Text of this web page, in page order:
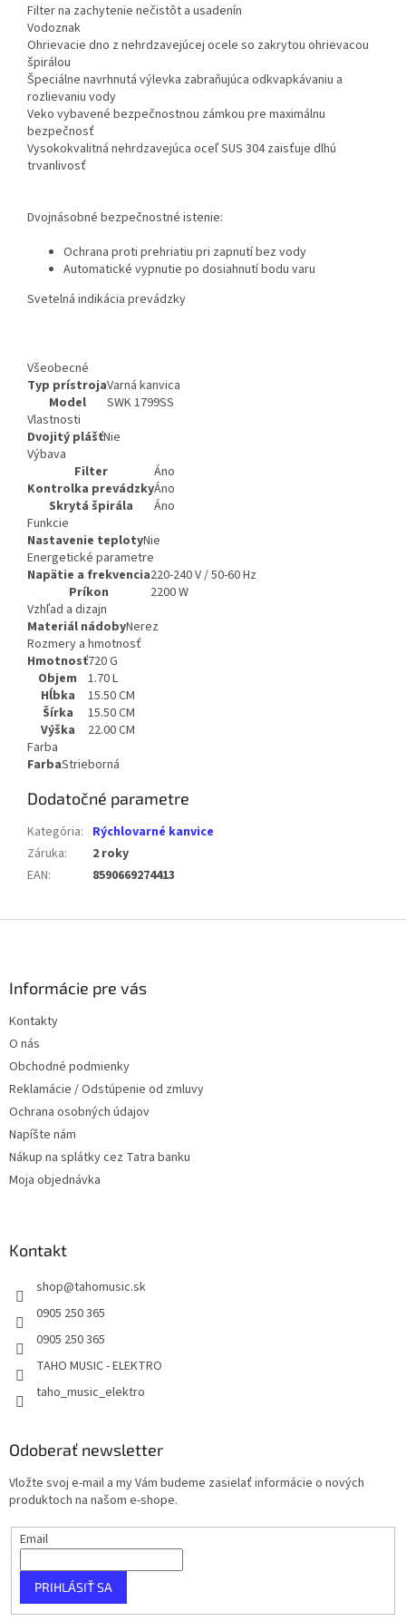
Filter na zachytenie nečistôt a usadenín
Vodoznak
Ohrievacie dno z nehrdzavejúcej ocele so zakrytou ohrievacou
špirálou
Špeciálne navrhnutá výlevka zabraňujúca odkvapkávaniu a
rozlievaniu vody
Veko vybavené bezpečnostnou zámkou pre maximálnu
bezpečnosť
Vysokokvalitná nehrdzavejúca oceľ SUS 304 zaisťuje dlhú
trvanlivosť
Dvojnásobné bezpečnostné istenie:
Ochrana proti prehriatiu pri zapnutí bez vody
Automatické vypnutie po dosiahnutí bodu varu
Svetelná indikácia prevádzky
Všeobecné
Typ prístrojaVarná kanvica
Model
SWK 1799SS
Vlastnosti
Dvojitý plášťNie
Výbava
Filter
Áno
Kontrolka prevádzkyÁno
Skrytá špirála
Áno
Funkcie
Nastavenie teplotyNie
Energetické parametre
Napätie a frekvencia220-240 V / 50-60 Hz
Príkon
2200 W
Vzhľad a dizajn
Materiál nádobyNerez
Rozmery a hmotnosť
Hmotnosť720 G
Objem
1.70 L
Hĺbka
15.50 CM
Šírka
15.50 CM
Výška
22.00 CM
Farba
FarbaStrieborná
Dodatočné parametre
Kategória: Rýchlovarné kanvice
Záruka:
2 roky
EAN: 8590669274413
Informácie pre vás
Kontakty
O nás
Obchodné podmienky
Reklamácie / Odstúpenie od zmluvy
Ochrana osobných údajov
Napíšte nám
Nákup na splátky cez Tatra banku
Moja objednávka
Kontakt
shop@tahomusic.sk
0905 250 365
0905 250 365
TAHO MUSIC - ELEKTRO
taho_music_elektro
Odoberať newsletter
Vložte svoj e-mail a my Vám budeme zasielať informácie o nových
produktoch na našom e-shope.
Email
PRIHLÁSIŤ SA